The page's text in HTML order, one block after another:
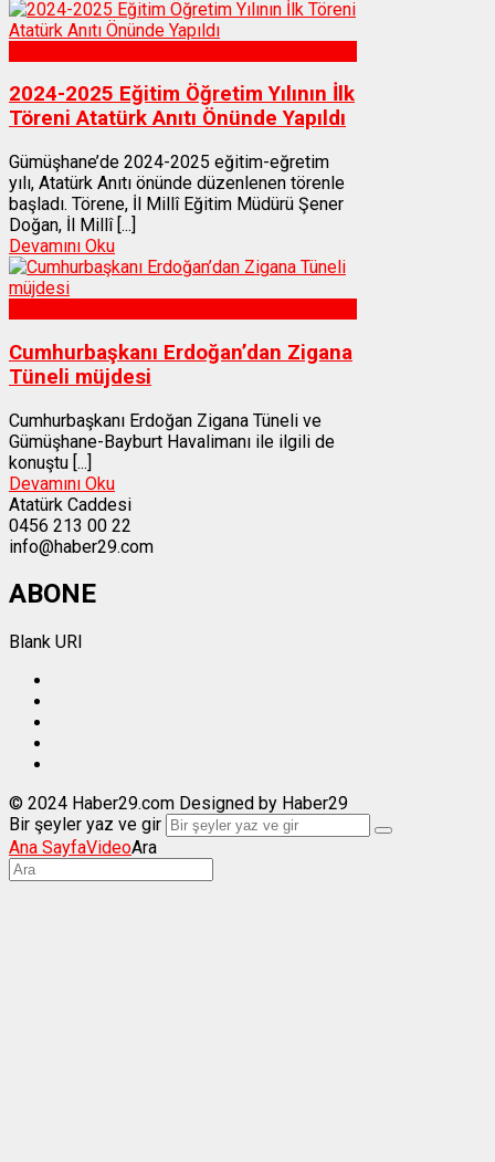
2024-2025 Eğitim Öğretim Yılının İlk
Töreni Atatürk Anıtı Önünde Yapıldı
Gümüşhane’de 2024-2025 eğitim-eğretim
yılı, Atatürk Anıtı önünde düzenlenen törenle
başladı. Törene, İl Millî Eğitim Müdürü Şener
Doğan, İl Millî [...]
Devamını Oku
Cumhurbaşkanı Erdoğan’dan Zigana
Tüneli müjdesi
Cumhurbaşkanı Erdoğan Zigana Tüneli ve
Gümüşhane-Bayburt Havalimanı ile ilgili de
konuştu [...]
Devamını Oku
Atatürk Caddesi
0456 213 00 22
info@haber29.com
ABONE
Blank URI
© 2024 Haber29.com Designed by Haber29
Bir şeyler yaz ve gir
Ana SayfaVideoAra